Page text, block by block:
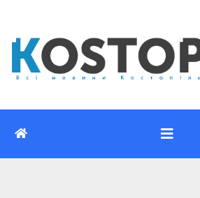
вмісту